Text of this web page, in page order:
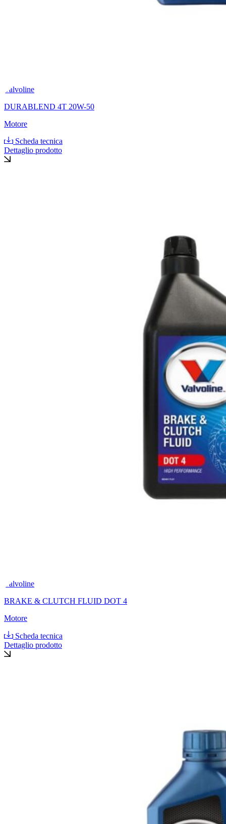
Valvoline
DURABLEND 4T 20W-50
Motore
Scheda tecnica
Dettaglio prodotto
Valvoline
BRAKE & CLUTCH FLUID DOT 4
Motore
Scheda tecnica
Dettaglio prodotto